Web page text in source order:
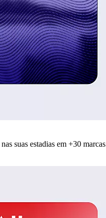
nas suas estadias em +30 marcas